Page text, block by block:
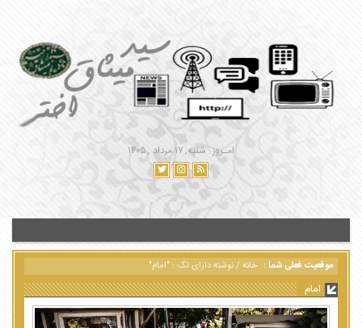
امـروز : شنبه, ۱۷ مرداد , ۱۴۰۵
موقعیت فعلی شما : خانه/نوشته دارای تگ : "امام"
امام